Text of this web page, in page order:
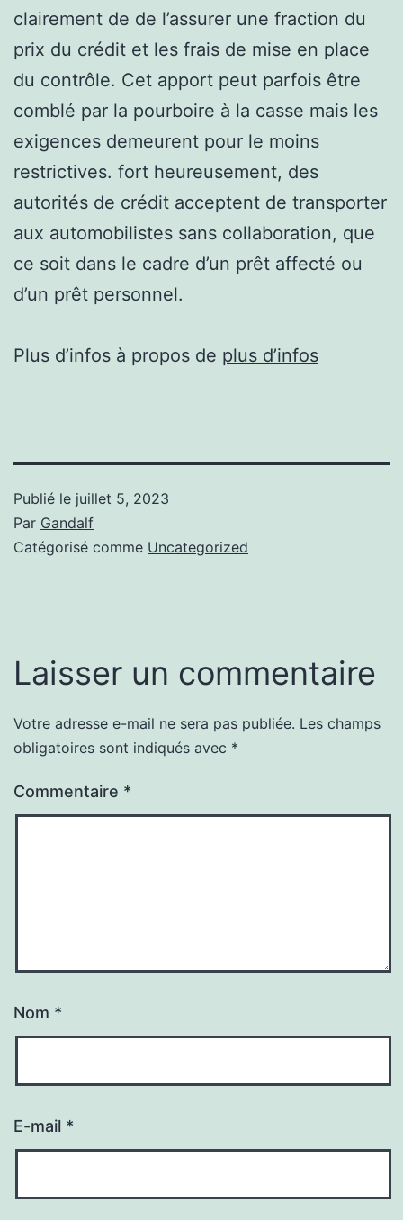
clairement de de l’assurer une fraction du
prix du crédit et les frais de mise en place
du contrôle. Cet apport peut parfois être
comblé par la pourboire à la casse mais les
exigences demeurent pour le moins
restrictives. fort heureusement, des
autorités de crédit acceptent de transporter
aux automobilistes sans collaboration, que
ce soit dans le cadre d’un prêt affecté ou
d’un prêt personnel.
Plus d’infos à propos de plus d’infos
Publié le juillet 5, 2023
Par Gandalf
Catégorisé comme Uncategorized
Laisser un commentaire
Votre adresse e-mail ne sera pas publiée. Les champs
obligatoires sont indiqués avec *
Commentaire *
Nom *
E-mail *